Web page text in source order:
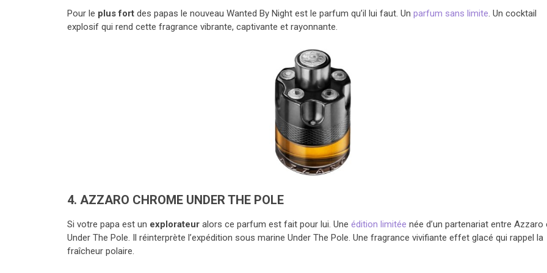
Pour le plus fort des papas le nouveau Wanted By Night est le parfum qu’il lui faut. Un parfum sans limite. Un cocktail
explosif qui rend cette fragrance vibrante, captivante et rayonnante.
4. AZZARO CHROME UNDER THE POLE
Si votre papa est un explorateur alors ce parfum est fait pour lui. Une édition limitée née d’un partenariat entre Azzaro
Under The Pole. Il réinterprète l’expédition sous marine Under The Pole. Une fragrance vivifiante effet glacé qui rappel la
fraîcheur polaire.